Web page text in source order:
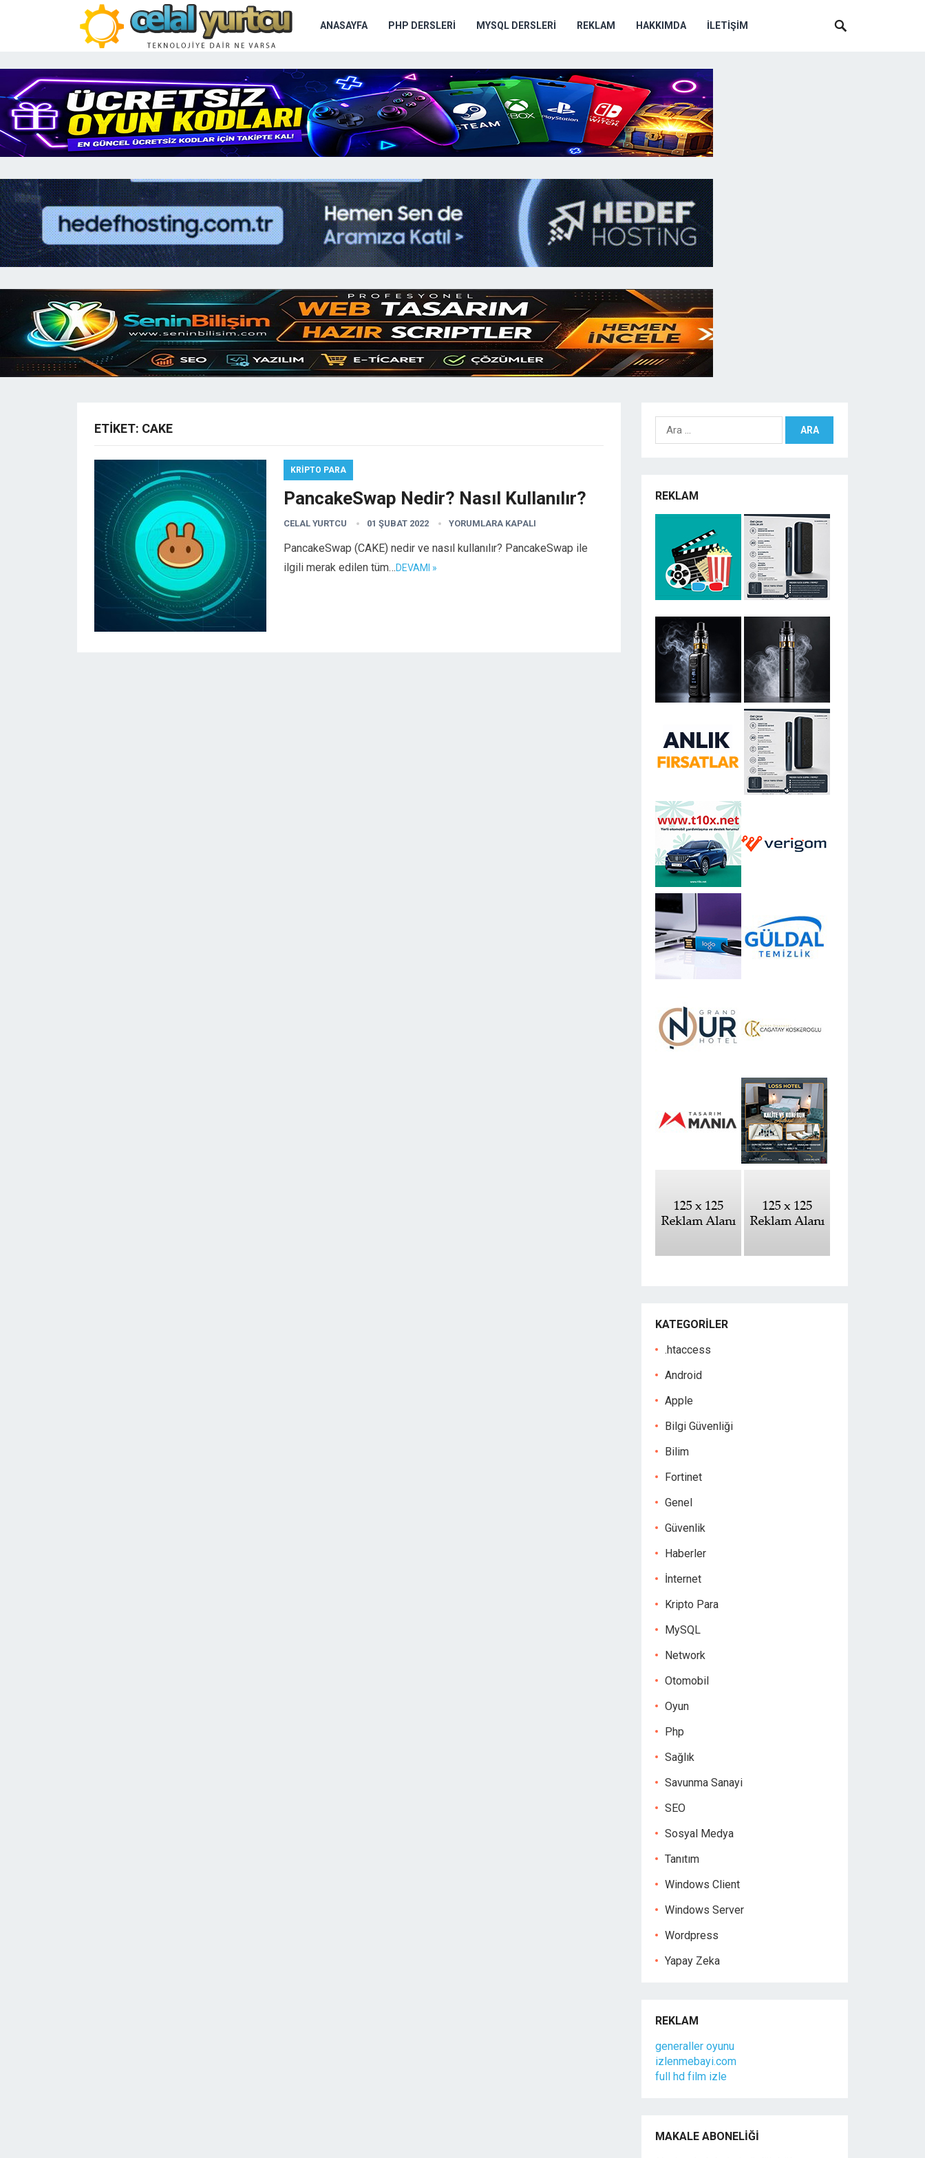
ANASAYFA PHP DERSLERI MYSQL DERSLERI REKLAM HAKKIMDA İLETIŞIM
ETIKET: CAKE
KRIPTO PARA
PancakeSwap Nedir? Nasıl Kullanılır?
CELAL YURTCU 01 ŞUBAT 2022 YORUMLARA KAPALI
PancakeSwap (CAKE) nedir ve nasıl kullanılır? PancakeSwap ile
ilgili merak edilen tüm…DEVAMI »
Arama:
REKLAM
KATEGORILER
.htaccess
Android
Apple
Bilgi Güvenliği
Bilim
Fortinet
Genel
Güvenlik
Haberler
İnternet
Kripto Para
MySQL
Network
Otomobil
Oyun
Php
Sağlık
Savunma Sanayi
SEO
Sosyal Medya
Tanıtım
Windows Client
Windows Server
Wordpress
Yapay Zeka
REKLAM
generaller oyunu
izlenmebayi.com
full hd film izle
MAKALE ABONELIĞI